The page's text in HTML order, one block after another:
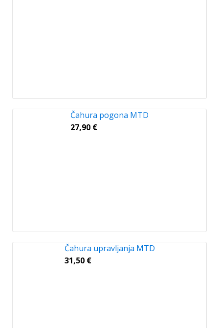
Čahura pogona MTD
27,90 €
Čahura upravljanja MTD
31,50 €